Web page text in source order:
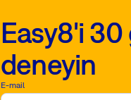
Easy8'i
deneyin
E-mail